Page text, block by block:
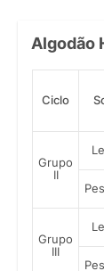
Algodão
Ciclo
Grupo
II
Grupo
III